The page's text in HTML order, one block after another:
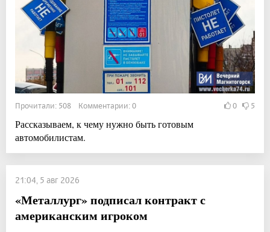
Прочитали: 508 Комментарии: 0 0 5
Рассказываем, к чему нужно быть готовым
автомобилистам.
21:04, 5 авг 2026
«Металлург» подписал контракт с
американским игроком